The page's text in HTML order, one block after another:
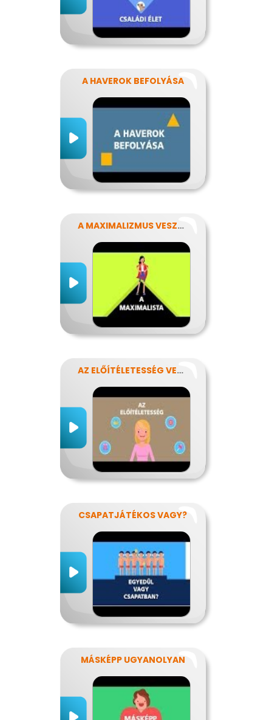
A HAVEROK BEFOLYÁSA
A MAXIMALIZMUS VESZÉLYEI
AZ ELŐÍTÉLETESSÉG VESZÉLYEI
CSAPATJÁTÉKOS VAGY?
MÁSKÉPP UGYANOLYAN